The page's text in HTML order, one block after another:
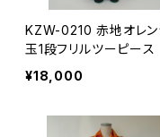
KZW-0210 赤地オレン
玉1段フリルツーピース
¥18,000